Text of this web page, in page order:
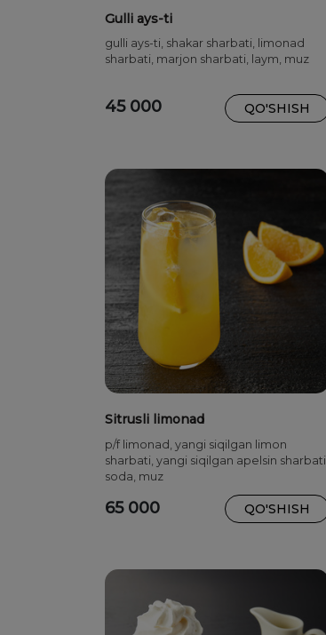
Gulli ays-ti
gulli ays-ti, shakar sharbati, limonad
sharbati, marjon sharbati, laym, muz
45 000 QO'SHISH
Sitrusli limonad
p/f limonad, yangi siqilgan limon
sharbati, yangi siqilgan apelsin sharbati,
soda, muz
65 000 QO'SHISH